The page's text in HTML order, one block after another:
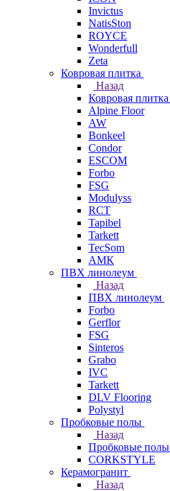
Invictus
NatisSton
ROYCE
Wonderfull
Zeta
Ковровая плитка
Назад
Ковровая плитка
Alpine Floor
AW
Bonkeel
Condor
ESCOM
Forbo
FSG
Modulyss
RCT
Tapibel
Tarkett
TecSom
АМК
ПВХ линолеум
Назад
ПВХ линолеум
Forbo
Gerflor
FSG
Sinteros
Grabo
IVC
Tarkett
DLV Flooring
Polystyl
Пробковые полы
Назад
Пробковые полы
CORKSTYLE
Керамогранит
Назад